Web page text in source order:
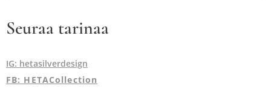
Seuraa tarinaa
IG: hetasilverdesign
FB: HETACollection